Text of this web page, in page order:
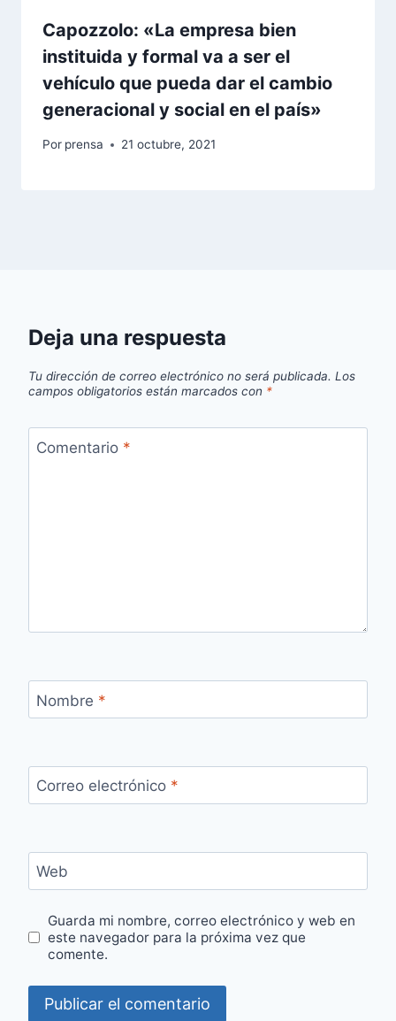
Capozzolo: «La empresa bien
instituida y formal va a ser el
vehículo que pueda dar el cambio
generacional y social en el país»
Por prensa 21 octubre, 2021
Deja una respuesta
Tu dirección de correo electrónico no será publicada. Los
campos obligatorios están marcados con *
Comentario *
Nombre *
Correo electrónico *
Web
Guarda mi nombre, correo electrónico y web en
este navegador para la próxima vez que
comente.